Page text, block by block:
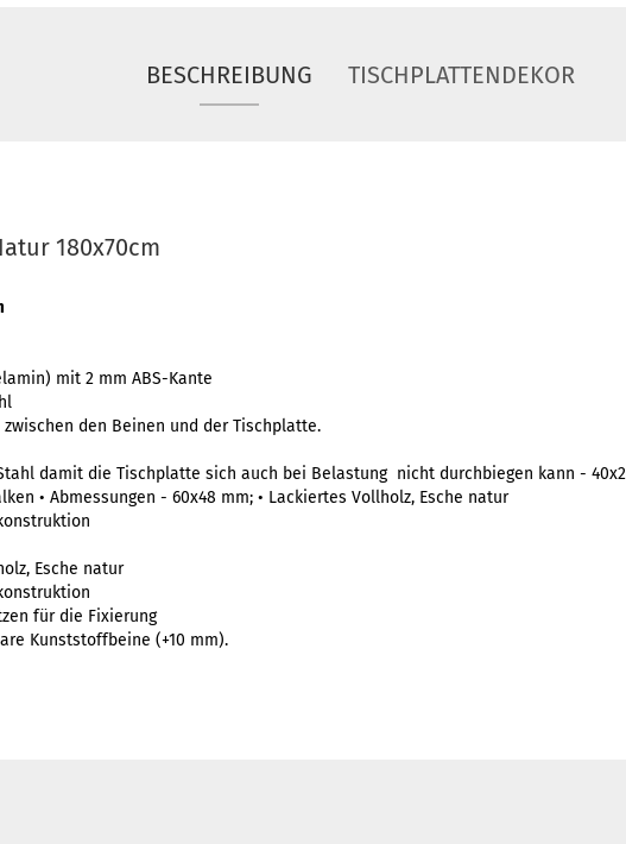
BESCHREIBUNG TISCHPLATTENDEKOR
180x70cm
mit 2 mm ABS-Kante
zwischen den Beinen und der Tischplatte.
damit die Tischplatte sich auch bei Belastung nicht durchbiegen kann -
• Abmessungen - 60x48 mm; • Lackiertes Vollholz, Esche natur
Esche natur
für die Fixierung
Kunststoffbeine (+10 mm).